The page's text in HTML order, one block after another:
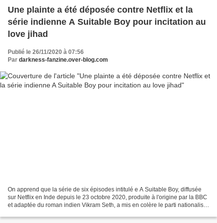
Une plainte a été déposée contre Netflix et la
série indienne A Suitable Boy pour incitation au
love jihad
Publié le 26/11/2020 à 07:56
Par darkness-fanzine.over-blog.com
On apprend que la série de six épisodes intitulé e A Suitable Boy, diffusée
sur Netflix en Inde depuis le 23 octobre 2020, produite à l'origine par la BBC
et adaptée du roman indien Vikram Seth, a mis en colère le parti nationaliste